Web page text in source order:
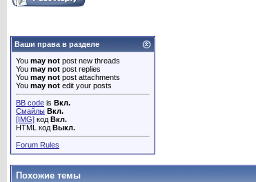
Ваши права в разделе
You may not post new threads
You may not post replies
You may not post attachments
You may not edit your posts
BB code is Вкл.
Смайлы Вкл.
[IMG] код Вкл.
HTML код Выкл.
Forum Rules
Похожие темы